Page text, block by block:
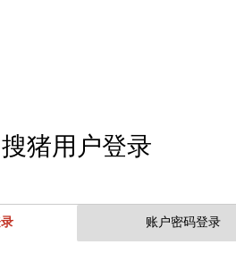
搜猪用户登录
账户密码登录